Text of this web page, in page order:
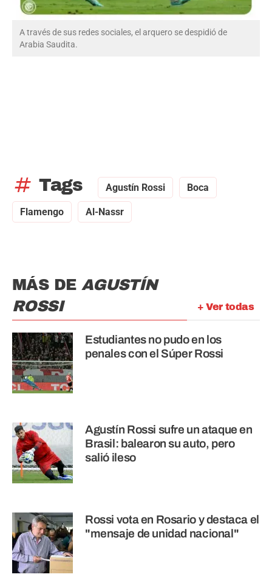
A través de sus redes sociales, el arquero se despidió de
Arabia Saudita.
tag Tags Agustín Rossi Boca
Flamengo Al-Nassr
+ Ver todas
MÁS DE AGUSTÍN
ROSSI
Estudiantes no pudo en los
penales con el Súper Rossi
Agustín Rossi sufre un ataque en
Brasil: balearon su auto, pero
salió ileso
Rossi vota en Rosario y destaca el
"mensaje de unidad nacional"